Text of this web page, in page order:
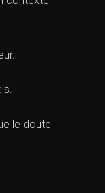
erreur.
contexte
le doute